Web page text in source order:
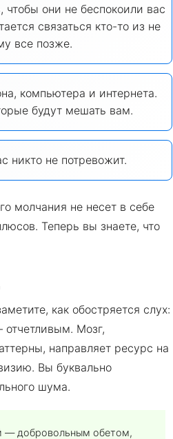
они не беспокоили вас
связаться кто-то из не
все позже.
компьютера и интернета.
будут мешать вам.
никто не потревожит.
молчания не несет в себе
Теперь вы знаете, что
как обостряется слух:
Мозг,
направляет ресурс на
Вы буквально
шума.
— добровольным обетом,